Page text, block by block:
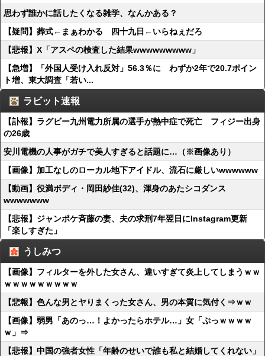
思わず誰かに話したくなる雑学、なんかある？
【疑問】葬式←まぁわかる 四十九日←いらねぇだろ
【悲報】X「アスペの検査した結果wwwwwwwww」
【急増】「外国人受け入れ反対」56.3％に わずか2年で20.7ポイン
ト増、東大調査「若い...
ラビット速報
【訃報】ラグビー九州電力所属の選手が熱中症で死亡 フィジー出身
の26歳
安川電機の人事がガチで美人すぎると話題に…（※画像あり）
【画像】加工なしのローカル地下アイドル、流石に厳しいwwwwww
【動画】役満ボディ・岡田紗佳(32)、渾身のあたシコダンス
wwwwwww
【悲報】ジャンポケ斉藤の妻、夫の求刑7年翌日にInstagram更新
「楽しすぎた」
うしみつ
【画像】フィルターを外した女さん、違いすぎて炎上してしまうｗｗ
ｗｗｗｗｗｗｗｗｗ
【悲報】色んな男とヤりまくった女さん、男の本質に気付く⇒ｗｗ
【画像】弱男「あのっ…！よかったらホテル…」女「ぷっｗｗｗｗ
ｗ」⇒
【悲報】中国の強者女性「年齢のせいで誰も私と結婚してくれない」